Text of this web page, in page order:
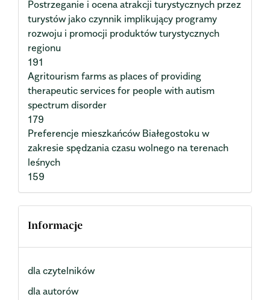
Postrzeganie i ocena atrakcji turystycznych przez
turystów jako czynnik implikujący programy
rozwoju i promocji produktów turystycznych
regionu
191
Agritourism farms as places of providing
therapeutic services for people with autism
spectrum disorder
179
Preferencje mieszkańców Białegostoku w
zakresie spędzania czasu wolnego na terenach
leśnych
159
Informacje
dla czytelników
dla autorów